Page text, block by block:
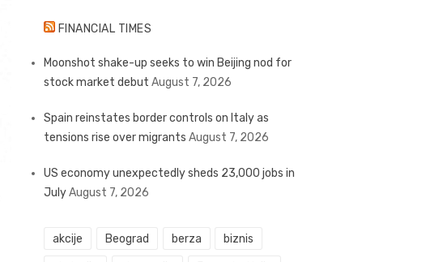
FINANCIAL TIMES
Moonshot shake-up seeks to win Beijing nod for
stock market debut August 7, 2026
Spain reinstates border controls on Italy as
tensions rise over migrants August 7, 2026
US economy unexpectedly sheds 23,000 jobs in
JulyAugust 7, 2026
akcije Beograd berza biznis